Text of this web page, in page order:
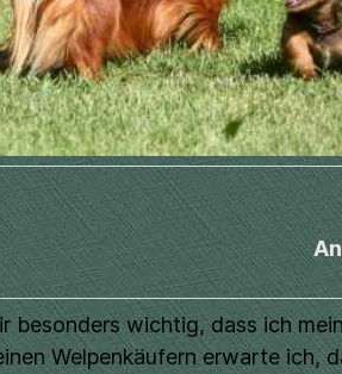
besonders wichtig, dass ich
Welpenkäufern erwarte ich,